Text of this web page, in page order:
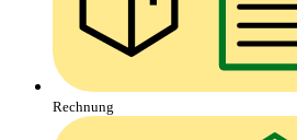
Rechnung